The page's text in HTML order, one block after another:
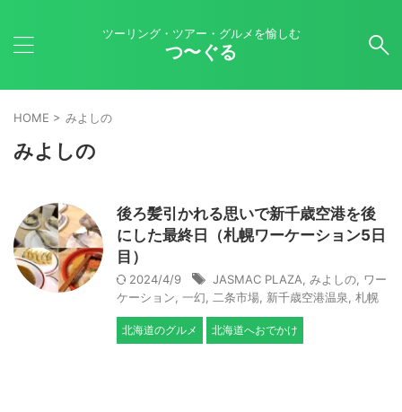
ツーリング・ツアー・グルメを愉しむ
つ〜ぐる
HOME > みよしの
みよしの
後ろ髪引かれる思いで新千歳空港を後
にした最終日（札幌ワーケーション5日
目）
2024/4/9 JASMAC PLAZA みよしの ワー
ケーション 一幻 二条市場 新千歳空港温泉 札幌
北海道のグルメ 北海道へおでかけ